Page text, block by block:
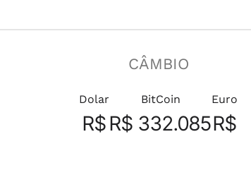
CÂMBIO
Dolar
R$
BitCoin
R$ 332.085
Euro
R$